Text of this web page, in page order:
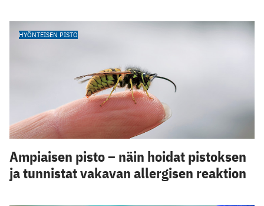
HYÖNTEISEN PISTO
Ampiaisen pisto – näin hoidat pistoksen
ja tunnistat vakavan allergisen reaktion